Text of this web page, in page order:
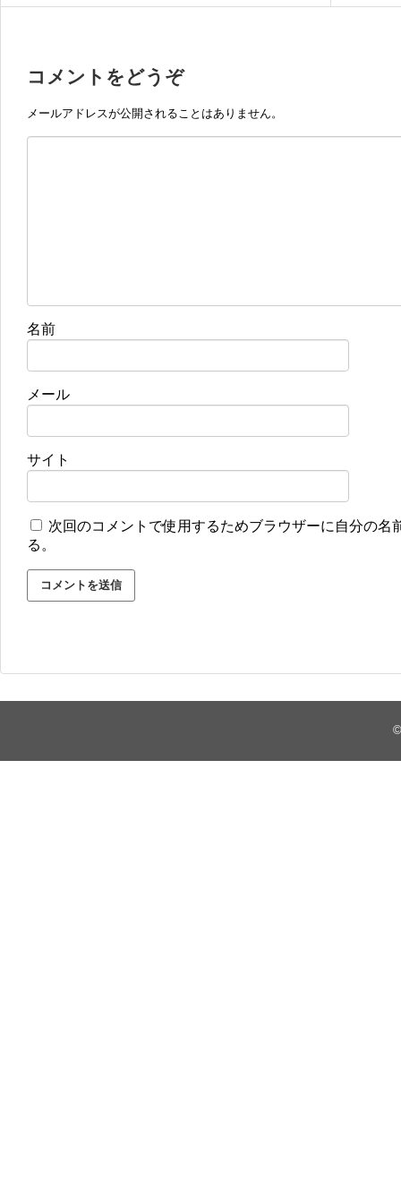
コメントをどうぞ
メールアドレスが公開されることはありません。
名前
メール
サイト
次回のコメントで使用するためブラウザーに自分の名
る。